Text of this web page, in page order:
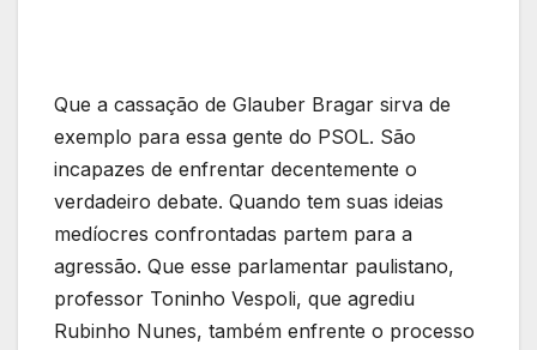
Que a cassação de Glauber Bragar sirva de
exemplo para essa gente do PSOL. São
incapazes de enfrentar decentemente o
verdadeiro debate. Quando tem suas ideias
medíocres confrontadas partem para a
agressão. Que esse parlamentar paulistano,
professor Toninho Vespoli, que agrediu
Rubinho Nunes, também enfrente o processo